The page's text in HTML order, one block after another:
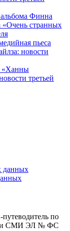
альбома Финна
«Очень странных
пьеса
новости
«Ханны
третьей
данных
по
СМИ ЭЛ № ФС